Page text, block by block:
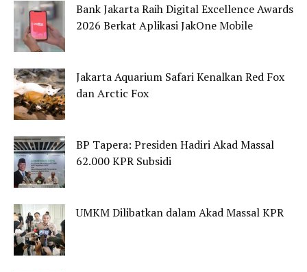
Bank Jakarta Raih Digital Excellence Awards
2026 Berkat Aplikasi JakOne Mobile
Jakarta Aquarium Safari Kenalkan Red Fox
dan Arctic Fox
BP Tapera: Presiden Hadiri Akad Massal
62.000 KPR Subsidi
UMKM Dilibatkan dalam Akad Massal KPR